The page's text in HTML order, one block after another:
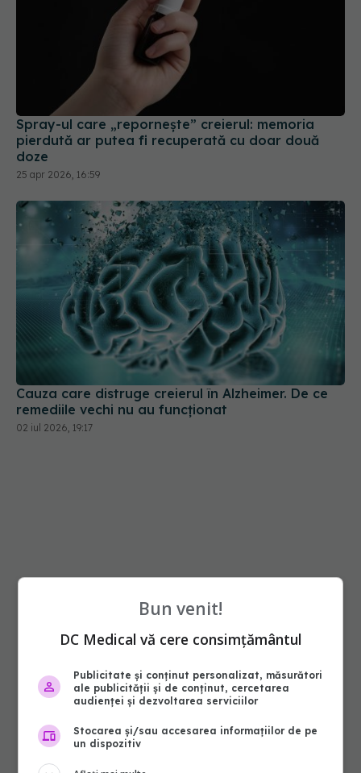
Spray-ul care „repornește” creierul: memoria
pierdută ar putea fi recuperată cu doar două
doze
25 apr 2026, 16:59
Cauza care distruge creierul în Alzheimer. De ce
remediile vechi nu au funcționat
02 iul 2026, 19:17
Bun venit!
DC Medical vă cere consimțământul
Publicitate și conținut personalizat, măsurători
ale publicității și de conținut, cercetarea
audienței și dezvoltarea serviciilor
Stocarea și/sau accesarea informațiilor de pe
un dispozitiv